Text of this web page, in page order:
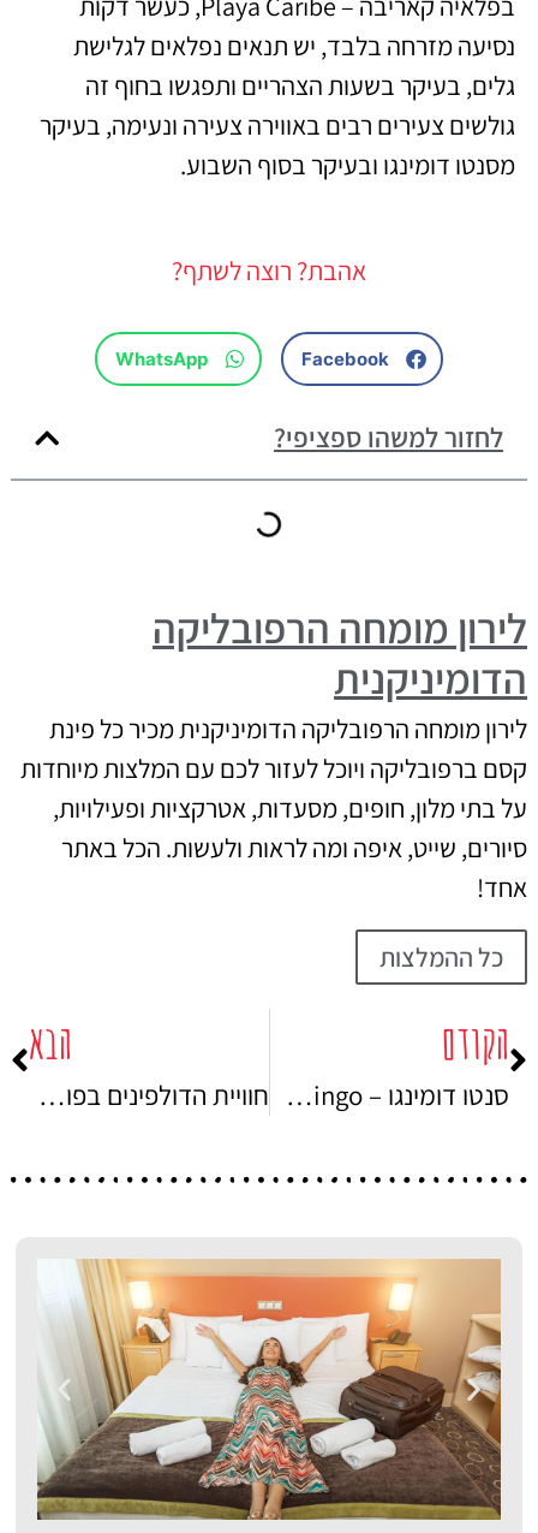
נסיעה מזרחה בלבד, יש תנאים נפלאים לגלישת
גלים, בעיקר בשעות הצהריים ותפגשו בחוף זה
גולשים צעירים רבים באווירה צעירה ונעימה, בעיקר
מסנטו דומינגו ובעיקר בסוף השבוע.
אהבת? רוצה לשתף?
Facebook
WhatsApp
לחזור למשהו ספציפי?
לירון מומחה הרפובליקה
הדומיניקנית
לירון מומחה הרפובליקה הדומיניקנית מכיר כל פינת
קסם ברפובליקה ויוכל לעזור לכם עם המלצות מיוחדות
על בתי מלון, חופים, מסעדות, אטרקציות ופעילויות,
סיורים, שייט, איפה ומה לראות ולעשות. הכל באתר
אחד!
כל ההמלצות
הקודם
סנטו דומינגו – Santo domingo
הבא
חוויית הדולפינים בפונטה קאנה